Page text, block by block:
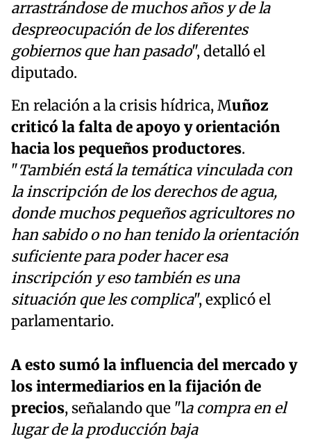
arrastrándose de muchos años y de la
despreocupación de los diferentes
gobiernos que han pasado", detalló el
diputado.
En relación a la crisis hídrica, Muñoz
criticó la falta de apoyo y orientación
hacia los pequeños productores.
"También está la temática vinculada con
la inscripción de los derechos de agua,
donde muchos pequeños agricultores no
han sabido o no han tenido la orientación
suficiente para poder hacer esa
inscripción y eso también es una
situación que les complica", explicó el
parlamentario.
A esto sumó la influencia del mercado y
los intermediarios en la fijación de
precios, señalando que "la compra en el
lugar de la producción baja